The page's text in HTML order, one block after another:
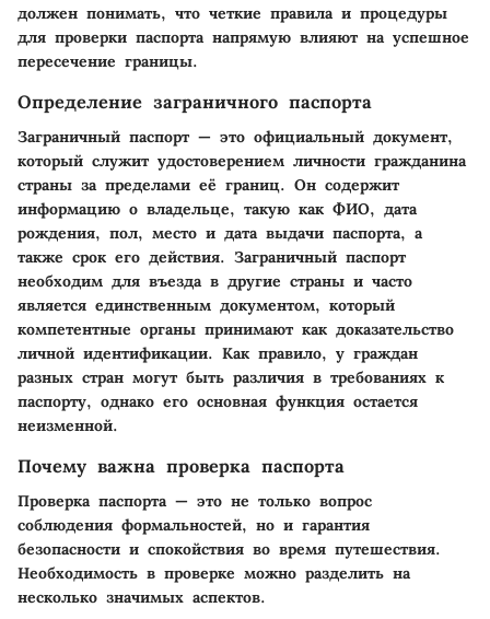
должен понимать, что четкие правила и процедуры
для проверки паспорта напрямую влияют на успешное
пересечение границы.
Определение заграничного паспорта
Заграничный паспорт — это официальный документ,
который служит удостоверением личности гражданина
страны за пределами её границ. Он содержит
информацию о владельце, такую как ФИО, дата
рождения, пол, место и дата выдачи паспорта, а
также срок его действия. Заграничный паспорт
необходим для въезда в другие страны и часто
является единственным документом, который
компетентные органы принимают как доказательство
личной идентификации. Как правило, у граждан
разных стран могут быть различия в требованиях к
паспорту, однако его основная функция остается
неизменной.
Почему важна проверка паспорта
Проверка паспорта — это не только вопрос
соблюдения формальностей, но и гарантия
безопасности и спокойствия во время путешествия.
Необходимость в проверке можно разделить на
несколько значимых аспектов.